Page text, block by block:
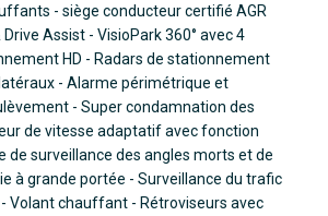
- siège conducteur certifié AGR
Assist - VisioPark 360° avec 4
HD - Radars de stationnement
- Alarme périmétrique et
- Super condamnation des
de vitesse adaptatif avec fonction
de surveillance des angles morts et de
à grande portée - Surveillance du trafic
Volant chauffant - Rétroviseurs avec